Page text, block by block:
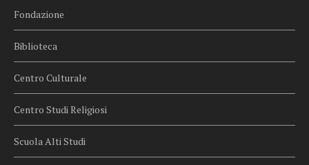
Fondazione
Biblioteca
Centro Culturale
Centro Studi Religiosi
Scuola Alti Studi